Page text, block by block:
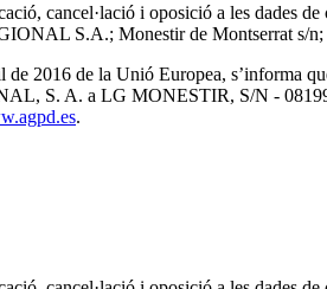
cancel·lació i oposició a les dades
S.A.; Monestir de Montserrat s/n;
2016 de la Unió Europea, s’informa
S. A. a LG MONESTIR, S/N -
.